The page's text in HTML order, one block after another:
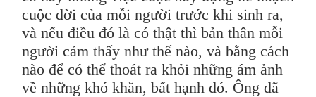
cuộc đời của mỗi người trước khi sinh ra,
và nếu điều đó là có thật thì bản thân mỗi
người cảm thấy như thế nào, và bằng cách
nào để có thể thoát ra khỏi những ám ảnh
về những khó khăn, bất hạnh đó. Ông đã